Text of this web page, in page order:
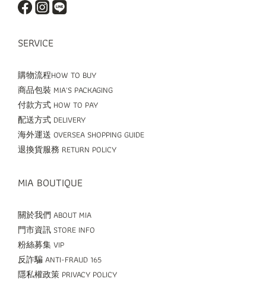
SERVICE
購物流程HOW TO BUY
商品包裝 MIA'S PACKAGING
付款方式 HOW TO PAY
配送方式 DELIVERY
海外運送 OVERSEA SHOPPING GUIDE
退換貨服務 RETURN POLICY
MIA BOUTIQUE
關於我們 ABOUT MIA
門市資訊 STORE INFO
粉絲募集 VIP
反詐騙 ANTI-FRAUD 165
隱私權政策 PRIVACY POLICY